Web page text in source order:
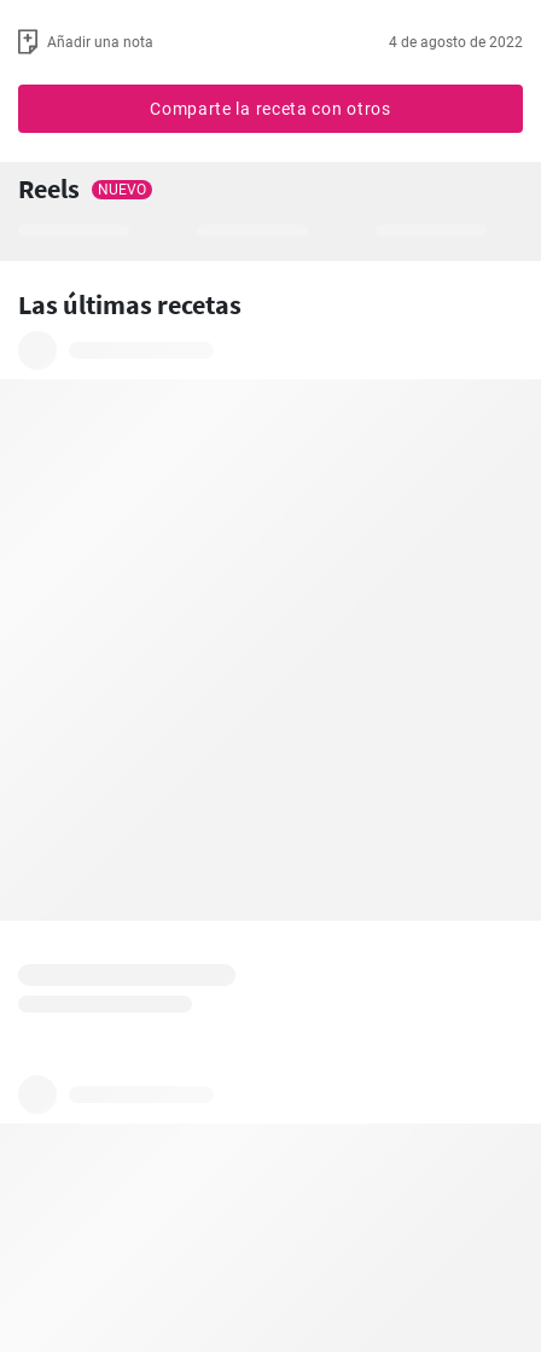
Añadir una nota 4 de agosto de 2022
Comparte la receta con otros
Reels NUEVO
Las últimas recetas